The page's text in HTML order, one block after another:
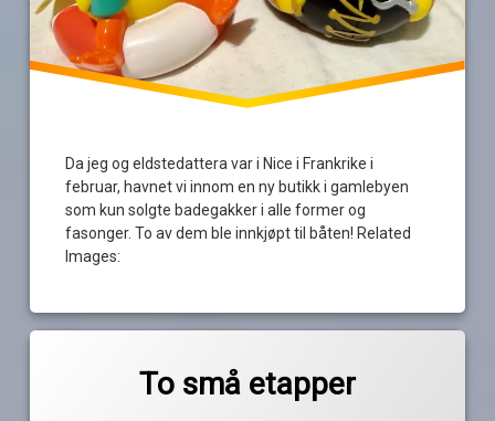
Da jeg og eldstedattera var i Nice i Frankrike i
februar, havnet vi innom en ny butikk i gamlebyen
som kun solgte badegakker i alle former og
fasonger. To av dem ble innkjøpt til båten! Related
Images:
To små etapper
bredalsholmen